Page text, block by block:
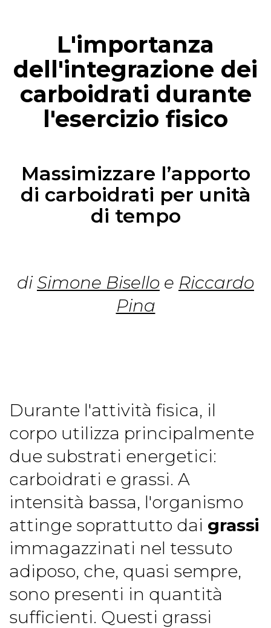
L'importanza
dell'integrazione dei
carboidrati durante
l'esercizio fisico
Massimizzare l’apporto
di carboidrati per unità
di tempo
di Simone Bisello e Riccardo
Pina
Durante l'attività fisica, il
corpo utilizza principalmente
due substrati energetici:
carboidrati e grassi. A
intensità bassa, l'organismo
attinge soprattutto dai grassi
immagazzinati nel tessuto
adiposo, che, quasi sempre,
sono presenti in quantità
sufficienti. Questi grassi